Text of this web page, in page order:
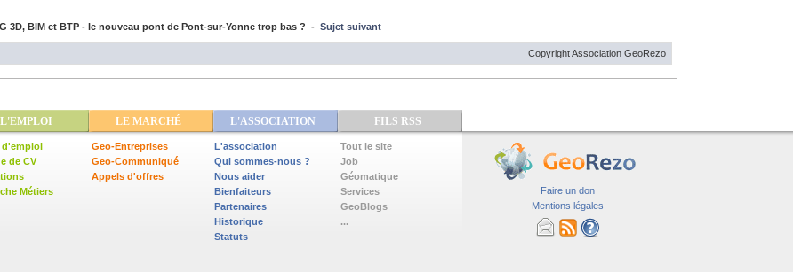
3D, BIM et BTP - le nouveau pont de Pont-sur-Yonne trop bas ? - Sujet suivant
Copyright Association GeoRezo
L'EMPLOI LE MARCHÉ L'ASSOCIATION FILS RSS
d'emploi
de CV
Métiers
Geo-Entreprises
Geo-Communiqué
Appels d'offres
L'association
Qui sommes-nous ?
Nous aider
Bienfaiteurs
Partenaires
Historique
Statuts
Tout le site
Job
Géomatique
Services
GeoBlogs
...
Faire un don
Mentions légales